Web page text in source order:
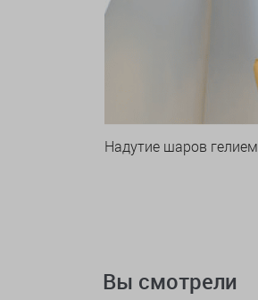
Надутие шаров гелием
Вы смотрели